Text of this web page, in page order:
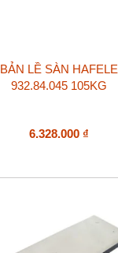
BẢN LỀ SÀN HAFELE
932.84.045 105KG
6.328.000 ₫